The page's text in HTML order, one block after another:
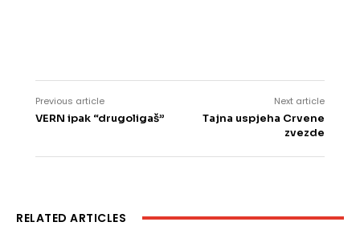
Previous article
VERN ipak “drugoligaš”
Next article
Tajna uspjeha Crvene
zvezde
RELATED ARTICLES